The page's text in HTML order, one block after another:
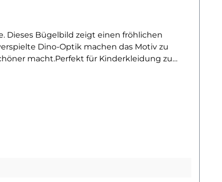
Dieses Bügelbild zeigt einen fröhlichen
Dino-Optik machen das Motiv zu
macht.Perfekt für Kinderkleidung zu